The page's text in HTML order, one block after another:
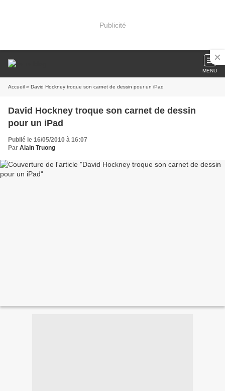
Publicité
MENU
Accueil » David Hockney troque son carnet de dessin pour un iPad
David Hockney troque son carnet de dessin
pour un iPad
Publié le 16/05/2010 à 16:07
Par Alain Truong